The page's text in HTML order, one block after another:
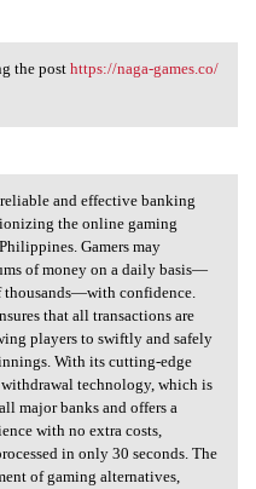
the post
the post https://naga-games.co/
reliable and
and effective banking
the online gaming
Gamers may
of money on a daily basis—
thousands—with confidence.
that all transactions are
players to swiftly and safely
With its cutting-edge
technology, which is
major banks and offers a
with no extra costs,
in only 30 seconds. The
of gaming alternatives,